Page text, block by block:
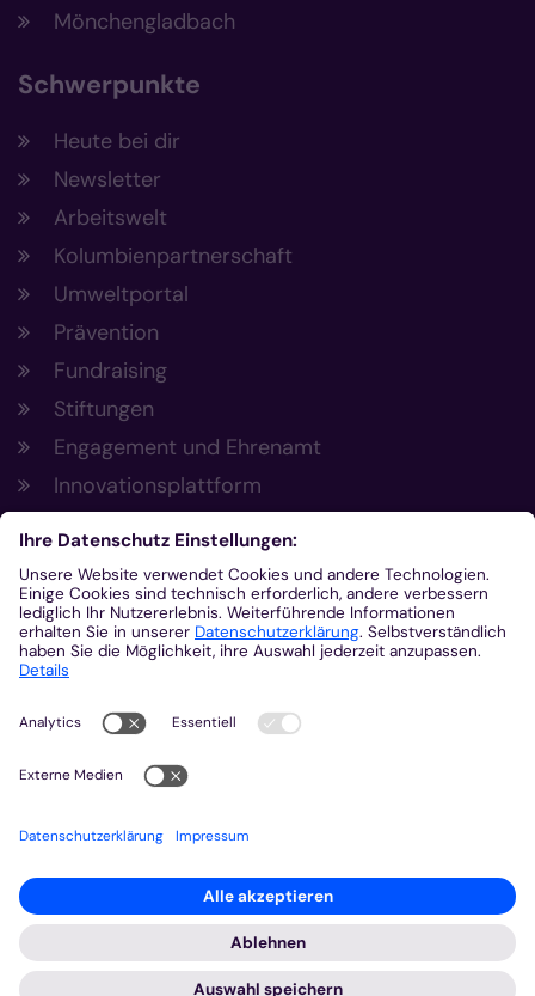
Mönchengladbach
Schwerpunkte
Heute bei dir
Newsletter
Arbeitswelt
Kolumbienpartnerschaft
Umweltportal
Prävention
Fundraising
Stiftungen
Engagement und Ehrenamt
Innovationsplattform
Aus der Plattform
Nachrichten
Veranstaltungen
Gottesdienste
Stellenangebote
Kirchenzeitung
Amtsblatt (Kirchlicher Anzeiger)
Rechtsdatenbank
Meldestelle gemäß Hinweisgeberschutzgesetz
2026 © Bistum Aachen
Impressum